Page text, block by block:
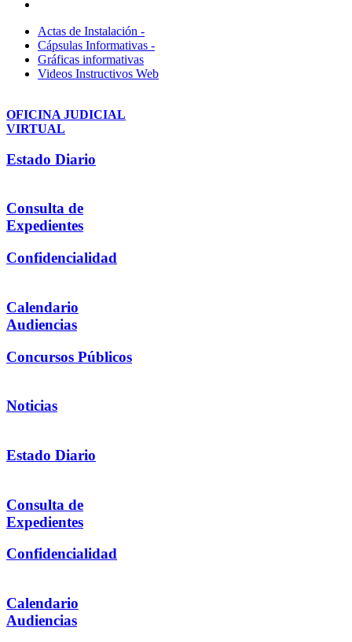
Actas de Instalación -
Cápsulas Informativas -
Gráficas informativas
Videos Instructivos Web
OFICINA JUDICIAL
VIRTUAL
Estado Diario
Consulta de
Expedientes
Confidencialidad
Calendario
Audiencias
Concursos Públicos
Noticias
Estado Diario
Consulta de
Expedientes
Confidencialidad
Calendario
Audiencias